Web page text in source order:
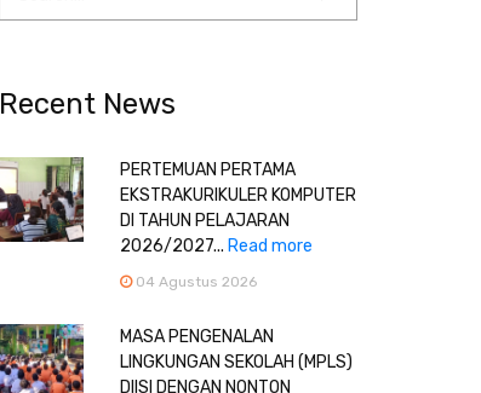
Recent News
PERTEMUAN PERTAMA
EKSTRAKURIKULER KOMPUTER
DI TAHUN PELAJARAN
2026/2027... Read more
04 Agustus 2026
MASA PENGENALAN
LINGKUNGAN SEKOLAH (MPLS)
DIISI DENGAN NONTON